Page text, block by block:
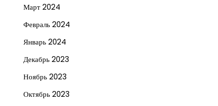
Март 2024
Февраль 2024
Январь 2024
Декабрь 2023
Ноябрь 2023
Октябрь 2023